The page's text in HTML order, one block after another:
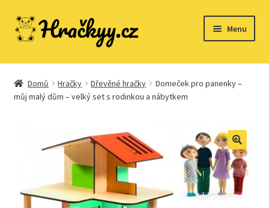
Přeskočit
na
Přejít
k
webu
Menu
Společenské hry
Expand
child
menu
Domů Hračky Dřevěné hračky
Domeček pro panenky –
můj malý dům – velký set s rodinkou a nábytkem